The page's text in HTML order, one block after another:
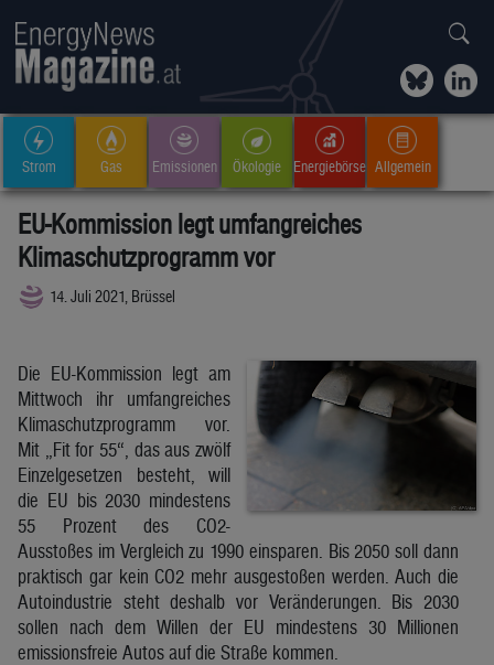
Strom Gas Emissionen Ökologie Energiebörse Allgemein
EU-Kommission legt umfangreiches
Klimaschutzprogramm vor
14. Juli 2021, Brüssel
Die EU-Kommission legt am
Mittwoch ihr umfangreiches
Klimaschutzprogramm vor.
Mit „Fit for 55“, das aus zwölf
Einzelgesetzen besteht, will
die EU bis 2030 mindestens
55 Prozent des CO2-
Ausstoßes im Vergleich zu 1990 einsparen. Bis 2050 soll dann
praktisch gar kein CO2 mehr ausgestoßen werden. Auch die
Autoindustrie steht deshalb vor Veränderungen. Bis 2030
sollen nach dem Willen der EU mindestens 30 Millionen
emissionsfreie Autos auf die Straße kommen.